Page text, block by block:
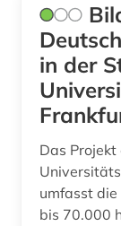
metrik (1)
in der
Das
umfasst
bis 70.000